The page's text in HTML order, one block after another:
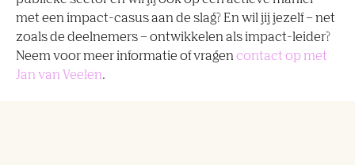
met een impact-casus aan de slag? En wil jij jezelf – net
zoals de deelnemers – ontwikkelen als impact-leider?
Neem voor meer informatie of vragencontact op met
Jan van Veelen.